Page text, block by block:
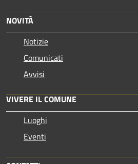
NOVITÀ
Notizie
Comunicati
Avvisi
VIVERE IL COMUNE
Luoghi
Eventi